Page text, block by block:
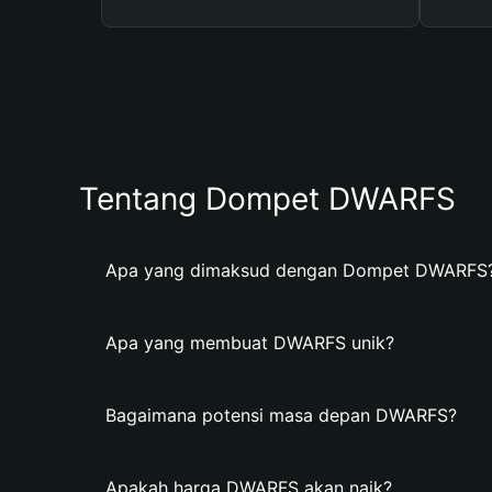
Tentang Dompet DWARFS
Apa yang dimaksud dengan Dompet
Apa yang membuat DWARFS unik?
Bagaimana potensi masa depan DWARFS?
Apakah harga DWARFS akan naik?